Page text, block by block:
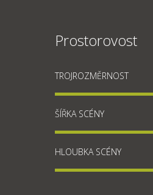
Prostorovost
TROJROZMĚRNOST
ŠÍŘKA SCÉNY
HLOUBKA SCÉNY